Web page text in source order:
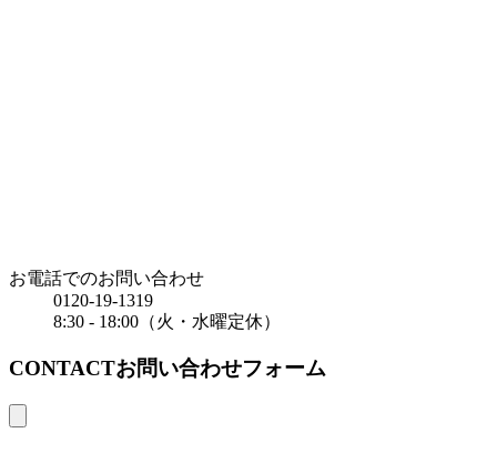
お電話でのお問い合わせ
0120-19-1319
8:30 - 18:00（火・水曜定休）
CONTACTお問い合わせフォーム